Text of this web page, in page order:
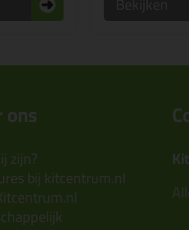
ons
zijn?
bij kitcentrum.nl